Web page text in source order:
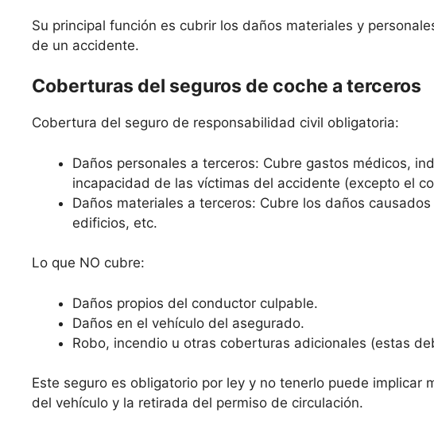
Su principal función es cubrir los daños materiales y
de un accidente.
Coberturas del seguros de coche a terceros
Cobertura del seguro de responsabilidad civil obligatoria:
Daños personales a terceros: Cubre gastos médicos,
incapacidad de las víctimas del accidente (excepto el
Daños materiales a terceros: Cubre los daños
edificios, etc.
Lo que NO cubre:
Daños propios del conductor culpable.
Daños en el vehículo del asegurado.
Robo, incendio u otras coberturas adicionales (estas
Este seguro es obligatorio por ley y no tenerlo puede implicar
del vehículo y la retirada del permiso de circulación.